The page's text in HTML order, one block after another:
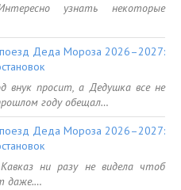
узнать некоторые
Деда Мороза 2026–2027:
внук просит, а Дедушка все не
году обещал…
Деда Мороза 2026–2027:
ни разу не видела чтоб
даже.…